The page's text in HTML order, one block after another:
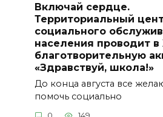
Включай сердце.
Территориальный
социального
населения проводит
благотворительную
«Здравствуй, школа!»
До конца августа все
помочь социально